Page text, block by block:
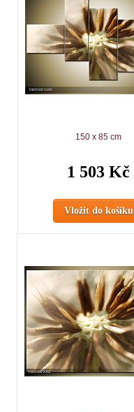
150 x 85 cm
1 503 Kč
Vložit do košíku